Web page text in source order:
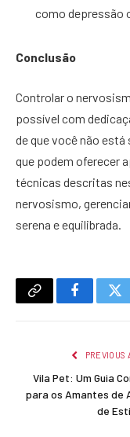
como depressão
Conclusão
Controlar o
possível com
de que você não
que podem oferecer
técnicas descritas
nervosismo,
serena e equilibrada.
Copy
Facebook
PREVIOUS
Vila Pet: Um Guia
para os Amantes de
de